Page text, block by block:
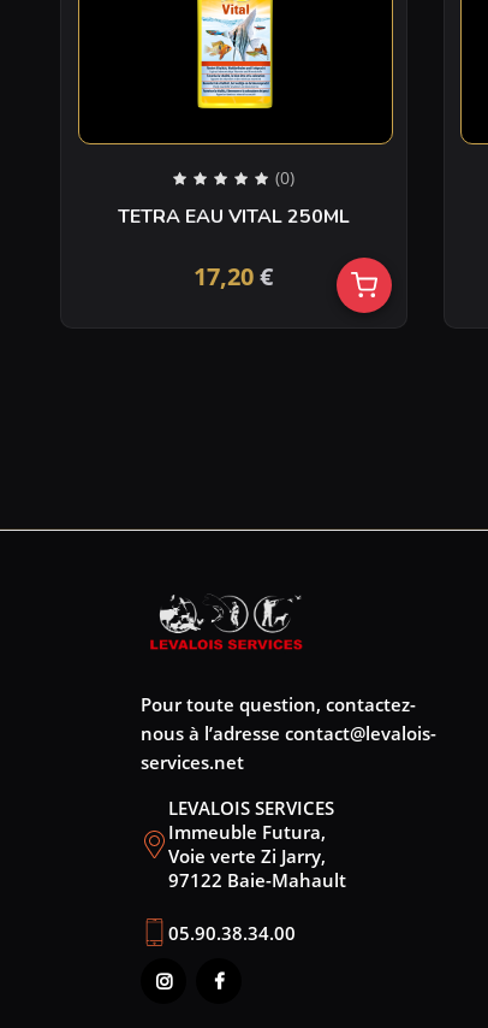
(0)
TETRA EAU VITAL 250ML
17,20€
Pour toute question, contactez-
nous à l’adresse contact@levalois-
services.net
LEVALOIS SERVICES
Immeuble Futura,
Voie verte Zi Jarry,
97122 Baie-Mahault
05.90.38.34.00